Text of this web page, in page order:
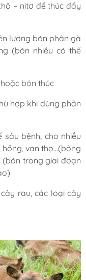
– nitơ để thúc đẩy
lượng bón phân gà
(bón nhiều có thể
bón thúc
hợp khi dùng phân
bệnh, cho nhiều
vạn thọ…(bông
(bón trong giai đoạn
rau, các loại cây